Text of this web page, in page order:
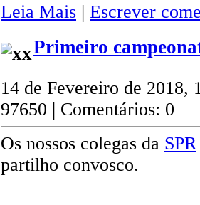
Leia Mais | Escrever
Primeiro
14 de Fevereiro de 2018,
97650 | Comentários: 0
Os nossos colegas da SPR
partilho convosco.